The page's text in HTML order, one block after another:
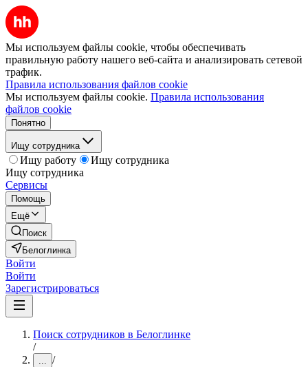
Мы используем файлы cookie, чтобы обеспечивать
правильную работу нашего веб-сайта и анализировать сетевой
трафик.
Правила использования файлов cookie
Мы используем файлы cookie. Правила использования
файлов cookie
Понятно
Ищу сотрудника
Ищу работу
Ищу сотрудника
Ищу сотрудника
Сервисы
Помощь
Ещё
Поиск
Белоглинка
Войти
Войти
Зарегистрироваться
Поиск сотрудников в Белоглинке
/
... /